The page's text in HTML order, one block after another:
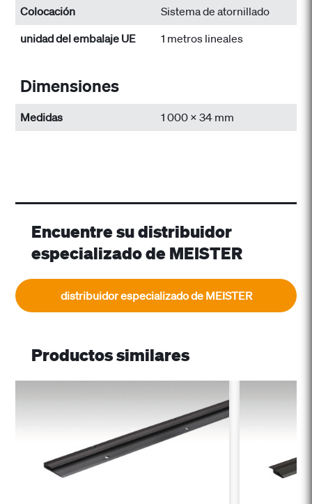
Colocación
Sistema de atornillado
unidad del embalaje UE
1 metros lineales
Dimensiones
Medidas 1 000 x 34 mm
Encuentre su distribuidor
especializado de MEISTER
distribuidor especializado de MEISTER
Productos similares